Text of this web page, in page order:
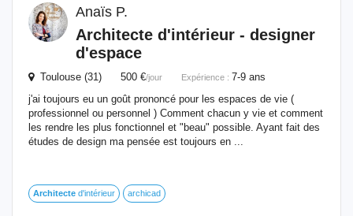
Anaïs P.
Architecte d'intérieur - designer
d'espace
Toulouse (31) 500 €/jour Expérience : 7-9 ans
j'ai toujours eu un goût prononcé pour les espaces de vie (
professionnel ou personnel ) Comment chacun y vie et comment
les rendre les plus fonctionnel et "beau" possible. Ayant fait des
études de design ma pensée est toujours en ...
Architecte d'intérieur archicad